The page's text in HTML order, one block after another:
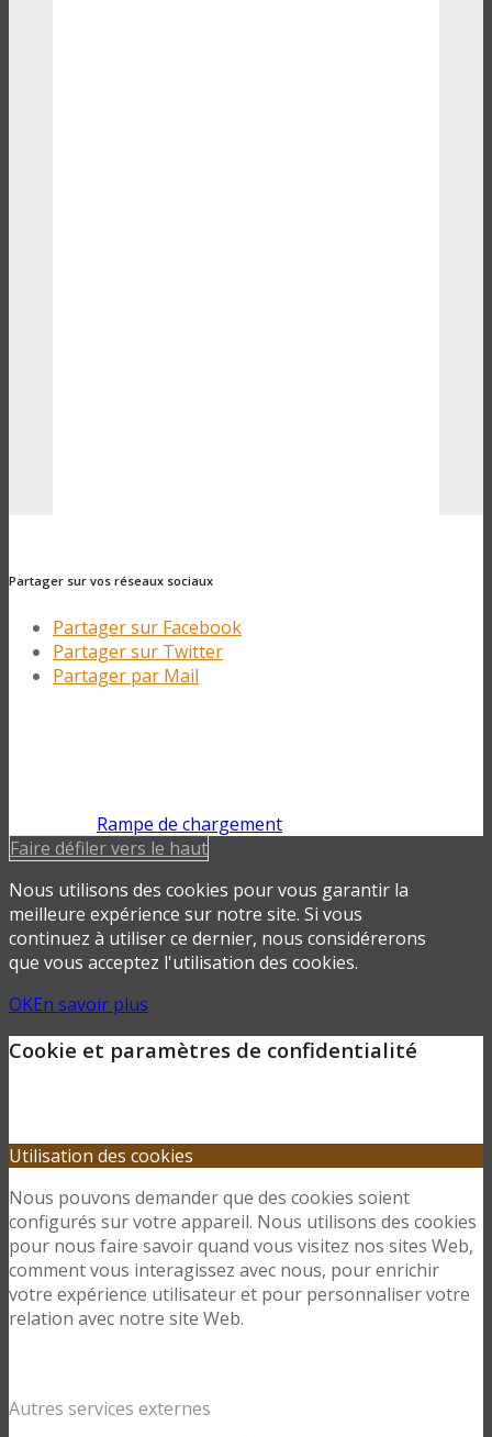
Partager sur vos réseaux sociaux
Partager sur Facebook
Partager sur Twitter
Partager par Mail
Rampe de chargement
Faire défiler vers le haut
Nous utilisons des cookies pour vous garantir la
meilleure expérience sur notre site. Si vous
continuez à utiliser ce dernier, nous considérerons
que vous acceptez l'utilisation des cookies.
OKEn savoir plus
Cookie et paramètres de confidentialité
Utilisation des cookies
Nous pouvons demander que des cookies soient
configurés sur votre appareil. Nous utilisons des cookies
pour nous faire savoir quand vous visitez nos sites Web,
comment vous interagissez avec nous, pour enrichir
votre expérience utilisateur et pour personnaliser votre
relation avec notre site Web.
Autres services externes